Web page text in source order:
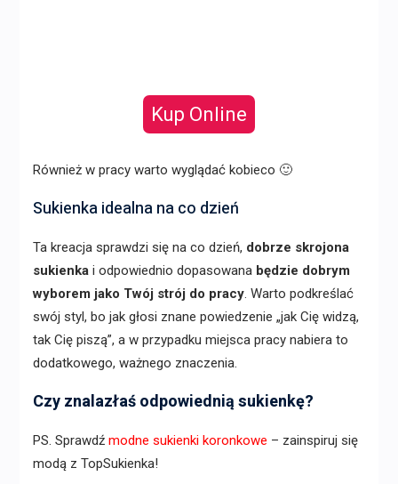
Kup Online
Również w pracy warto wyglądać kobieco 🙂
Sukienka idealna na co dzień
Ta kreacja sprawdzi się na co dzień, dobrze skrojona
sukienkai odpowiednio dopasowana będzie dobrym
wyborem jako Twój strój do pracy. Warto podkreślać
swój styl, bo jak głosi znane powiedzenie „jak Cię widzą,
tak Cię piszą”, a w przypadku miejsca pracy nabiera to
dodatkowego, ważnego znaczenia.
Czy znalazłaś odpowiednią sukienkę?
PS. Sprawdź modne sukienki koronkowe – zainspiruj się
modą z TopSukienka!